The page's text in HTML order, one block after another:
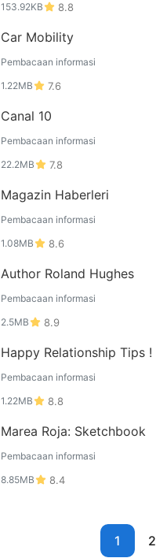
153.92KB
8.8
Car Mobility
Pembacaan informasi
1.22MB
7.6
Canal 10
Pembacaan informasi
22.2MB
7.8
Magazin Haberleri
Pembacaan informasi
1.08MB
8.6
Author Roland Hughes
Pembacaan informasi
2.5MB
8.9
Happy Relationship Tips !
Pembacaan informasi
1.22MB
8.8
Marea Roja: Sketchbook
Pembacaan informasi
8.85MB
8.4
1 2